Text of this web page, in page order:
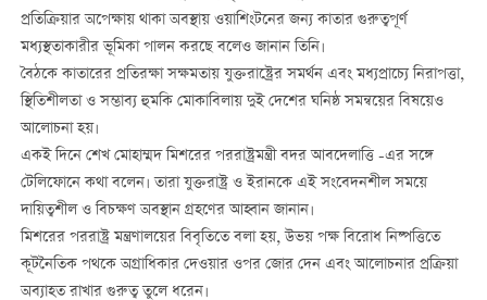
প্রতিক্রিয়ার অপেক্ষায় থাকা অবস্থায় ওয়াশিংটনের জন্য কাতার গুরুত্বপূর্ণ
মধ্যস্থতাকারীর ভূমিকা পালন করছে বলেও জানান তিনি।
বৈঠকে কাতারের প্রতিরক্ষা সক্ষমতায় যুক্তরাষ্ট্রের সমর্থন এবং মধ্যপ্রাচ্যে নিরাপত্তা,
স্থিতিশীলতা ও সম্ভাব্য হুমকি মোকাবিলায় দুই দেশের ঘনিষ্ঠ সমন্বয়ের বিষয়েও
আলোচনা হয়।
একই দিনে শেখ মোহাম্মদ মিশরের পররাষ্ট্রমন্ত্রী বদর আবদেলাত্তি -এর সঙ্গে
টেলিফোনে কথা বলেন। তারা যুক্তরাষ্ট্র ও ইরানকে এই সংবেদনশীল সময়ে
দায়িত্বশীল ও বিচক্ষণ অবস্থান গ্রহণের আহ্বান জানান।
মিশরের পররাষ্ট্র মন্ত্রণালয়ের বিবৃতিতে বলা হয়, উভয় পক্ষ বিরোধ নিষ্পত্তিতে
কূটনৈতিক পথকে অগ্রাধিকার দেওয়ার ওপর জোর দেন এবং আলোচনার প্রক্রিয়া
অব্যাহত রাখার গুরুত্ব তুলে ধরেন।